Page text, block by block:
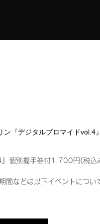
ン『デジタルブロマイドvol.4
』個別握手券付1,700円(税込
間などは以下イベントについ